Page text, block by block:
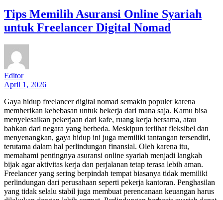
Tips Memilih Asuransi Online Syariah
untuk Freelancer Digital Nomad
Editor
April 1, 2026
Gaya hidup freelancer digital nomad semakin populer karena
memberikan kebebasan untuk bekerja dari mana saja. Kamu bisa
menyelesaikan pekerjaan dari kafe, ruang kerja bersama, atau
bahkan dari negara yang berbeda. Meskipun terlihat fleksibel dan
menyenangkan, gaya hidup ini juga memiliki tantangan tersendiri,
terutama dalam hal perlindungan finansial. Oleh karena itu,
memahami pentingnya asuransi online syariah menjadi langkah
bijak agar aktivitas kerja dan perjalanan tetap terasa lebih aman.
Freelancer yang sering berpindah tempat biasanya tidak memiliki
perlindungan dari perusahaan seperti pekerja kantoran. Penghasilan
yang tidak selalu stabil juga membuat perencanaan keuangan harus